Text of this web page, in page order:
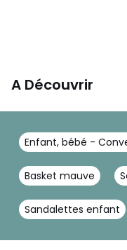
A Découvrir
Enfant, bébé -
Basket mauve
Sandalettes enfant